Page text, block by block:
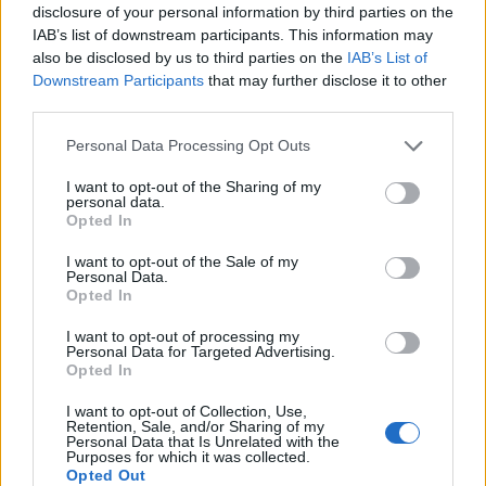
disclosure of your personal information by third parties on the
IAB’s list of downstream participants. This information may
also be disclosed by us to third parties on the IAB’s List of
Downstream Participants that may further disclose it to other
Personal Data Processing Opt Outs
I want to opt-out of the Sharing of my
personal data.
Opted In
I want to opt-out of the Sale of my
Personal Data.
Opted In
I want to opt-out of processing my
Personal Data for Targeted Advertising.
Opted In
I want to opt-out of Collection, Use,
Retention, Sale, and/or Sharing of my
Personal Data that Is Unrelated with the
Purposes for which it was collected.
Opted Out
Μια νέα γενιά τεχνολογιών καθαρής ενέργειας κερδίζει έδαφος
παρά τις πολιτικές επιθέσεις του Ντόναλντ Τραμπ σε αιολικά
και φωτοβολταϊκά με τις επενδύσεις να αυξάνονται.
Αυτοκίνητο
Νέα εποχή στους φορτιστές ηλεκτρικών